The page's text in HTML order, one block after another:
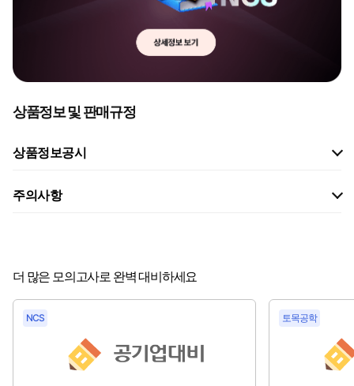
상품정보 및 판매규정
상품정보공시
주의사항
더 많은 모의고사로 완벽 대비하세요
NCS 토목공학